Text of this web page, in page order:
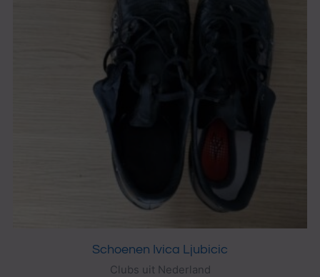
Schoenen Ivica Ljubicic
Clubs uit Nederland